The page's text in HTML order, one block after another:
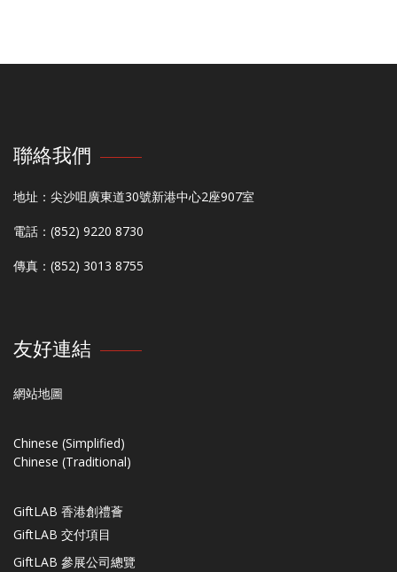
聯絡我們
地址：尖沙咀廣東道30號新港中心2座907室
電話：(852) 9220 8730
傳真：(852) 3013 8755
友好連結
網站地圖
Chinese (Simplified)
Chinese (Traditional)
GiftLAB 香港創禮薈
GiftLAB 交付項目
GiftLAB 參展公司總覽